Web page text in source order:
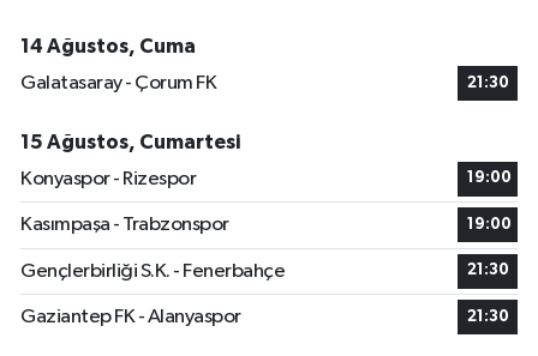
14 Ağustos, Cuma
Galatasaray - Çorum FK
21:30
15 Ağustos, Cumartesi
Konyaspor - Rizespor
19:00
Kasımpaşa - Trabzonspor 19:00
Gençlerbirliği S.K. - Fenerbahçe 21:30
Gaziantep FK - Alanyaspor 21:30